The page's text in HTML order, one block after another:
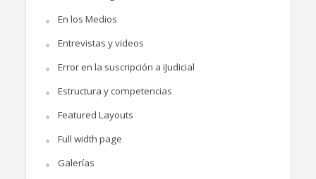
En los Medios
Entrevistas y videos
Error en la suscripción a iJudicial
Estructura y competencias
Featured Layouts
Full width page
Galerías